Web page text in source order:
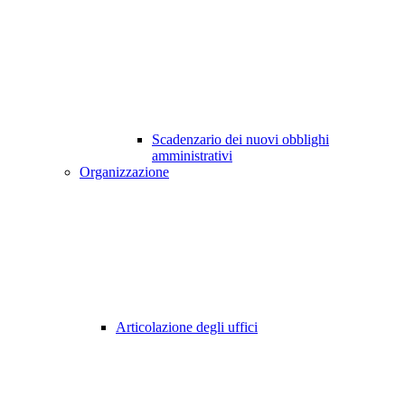
Scadenzario dei nuovi obblighi
amministrativi
Organizzazione
Articolazione degli uffici